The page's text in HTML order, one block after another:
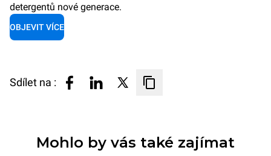
detergentů nové generace.
OBJEVIT VÍCE
Sdílet na :
Mohlo by vás také zajímat